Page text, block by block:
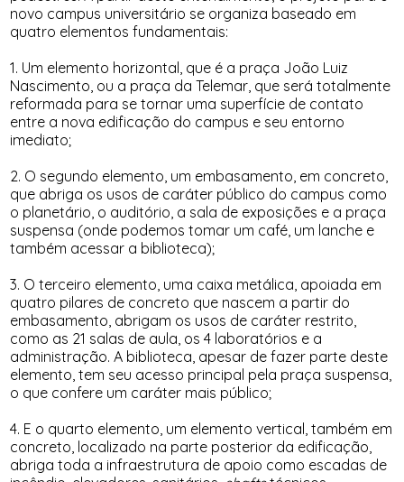
novo campus universitário se organiza baseado em
quatro elementos fundamentais:
1. Um elemento horizontal, que é a praça João Luiz
Nascimento, ou a praça da Telemar, que será totalmente
reformada para se tornar uma superfície de contato
entre a nova edificação do campus e seu entorno
imediato;
2. O segundo elemento, um embasamento, em concreto,
que abriga os usos de caráter público do campus como
o planetário, o auditório, a sala de exposições e a praça
suspensa (onde podemos tomar um café, um lanche e
também acessar a biblioteca);
3. O terceiro elemento, uma caixa metálica, apoiada em
quatro pilares de concreto que nascem a partir do
embasamento, abrigam os usos de caráter restrito,
como as 21 salas de aula, os 4 laboratórios e a
administração. A biblioteca, apesar de fazer parte deste
elemento, tem seu acesso principal pela praça suspensa,
o que confere um caráter mais público;
4. E o quarto elemento, um elemento vertical, também em
concreto, localizado na parte posterior da edificação,
abriga toda a infraestrutura de apoio como escadas de